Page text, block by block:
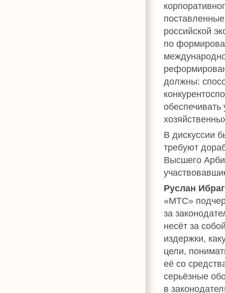
российской
по
должны:
В дискуссии
требуют
Высшего
Руслан
«МТС»
за
несёт за
издержки,
цели,
её со
серьёзные
в